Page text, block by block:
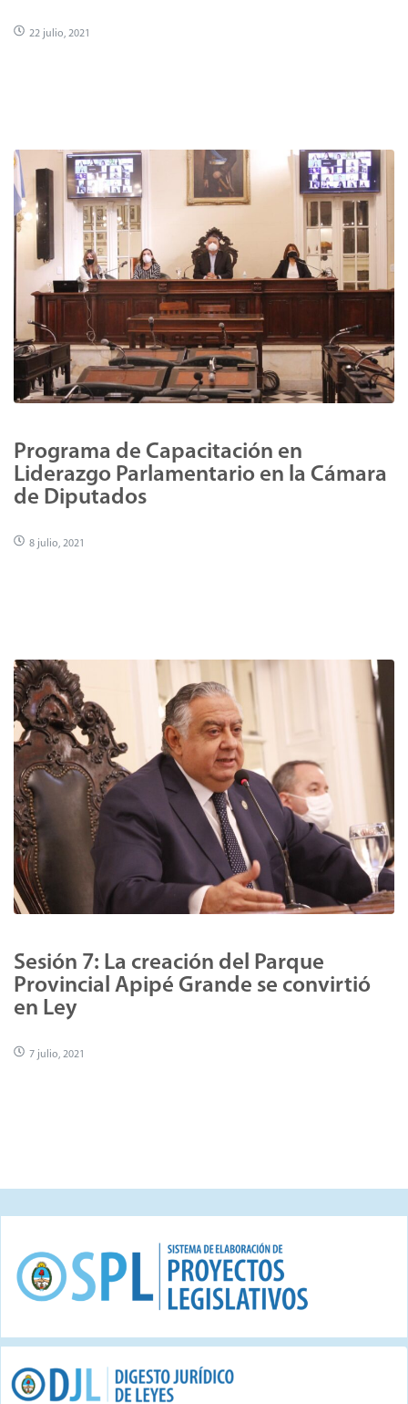
22 julio, 2021
Programa de Capacitación en
Liderazgo Parlamentario en la Cámara
de Diputados
8 julio, 2021
Sesión 7: La creación del Parque
Provincial Apipé Grande se convirtió
en Ley
7 julio, 2021